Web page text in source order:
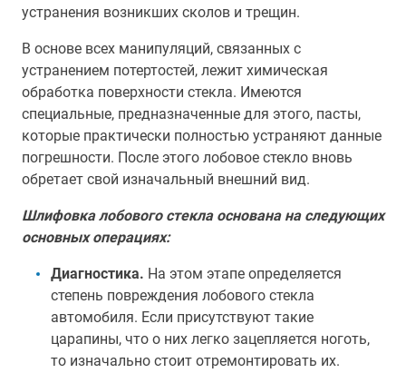
устранения возникших сколов и трещин.
В основе всех манипуляций, связанных с
устранением потертостей, лежит химическая
обработка поверхности стекла. Имеются
специальные, предназначенные для этого, пасты,
которые практически полностью устраняют данные
погрешности. После этого лобовое стекло вновь
обретает свой изначальный внешний вид.
Шлифовка лобового стекла основана на следующих
основных операциях:
Диагностика. На этом этапе определяется
степень повреждения лобового стекла
автомобиля. Если присутствуют такие
царапины, что о них легко зацепляется ноготь,
то изначально стоит отремонтировать их.